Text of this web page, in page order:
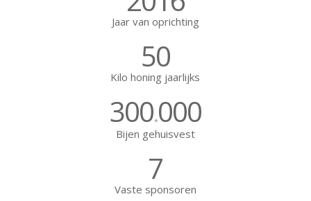
Jaar van oprichting
50
Kilo honing jaarlijks
300.000
Bijen gehuisvest
7
Vaste sponsoren